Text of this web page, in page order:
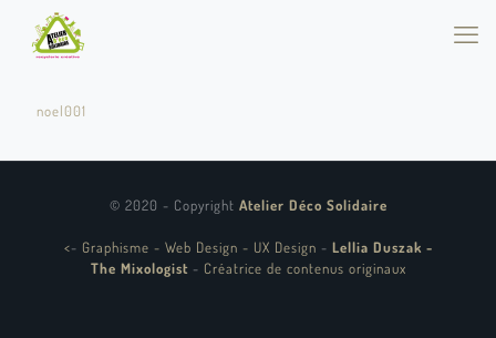
noel001
© 2020 - Copyright Atelier Déco Solidaire
<- Graphisme - Web Design - UX Design - Lellia Duszak -
The Mixologist - Créatrice de contenus originaux